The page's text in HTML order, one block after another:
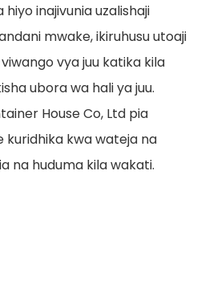
hiyo inajivunia uzalishaji
mwake, ikiruhusu utoaji
vya juu katika kila
ubora wa hali ya juu.
House Co, Ltd pia
kuridhika kwa wateja na
na huduma kila wakati.